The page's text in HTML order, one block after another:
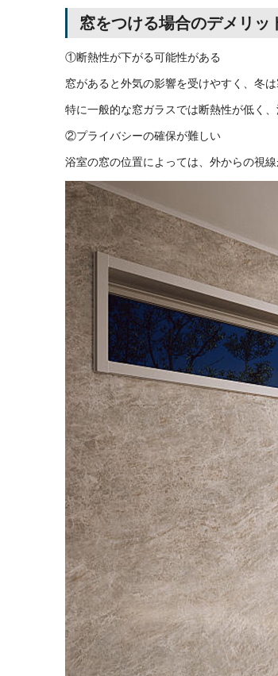
窓をつける場合のデメリッ
①断熱性が下がる可能性がある
窓があると外気の影響を受けやすく、冬
特に一般的な窓ガラスでは断熱性が低く
②プライバシーの確保が難しい
浴室の窓の位置によっては、外からの視